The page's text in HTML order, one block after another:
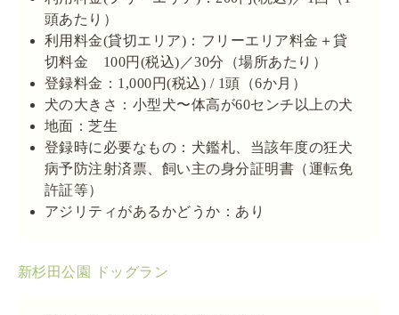
頭あたり）
利用料金(貸切エリア)：フリーエリア料金＋貸
切料金 100円(税込)／30分（場所あたり）
登録料金：1,000円(税込) / 1頭（6か月）
犬の大きさ：小型犬〜体高が60センチ以上の犬
地面：芝生
登録時に必要なもの：犬鑑札、当該年度の狂犬
病予防注射済票、飼い主の身分証明書（運転免
許証等）
アジリティがあるかどうか：あり
新杉田公園 ドッグラン